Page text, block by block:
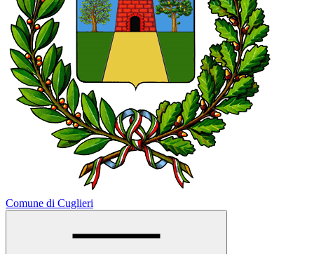
Comune di Cuglieri